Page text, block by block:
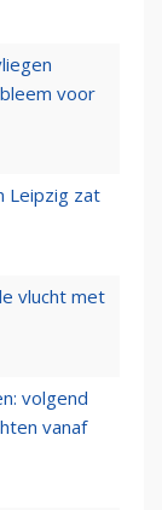
voor
Leipzig zat
vlucht met
volgend
vanaf